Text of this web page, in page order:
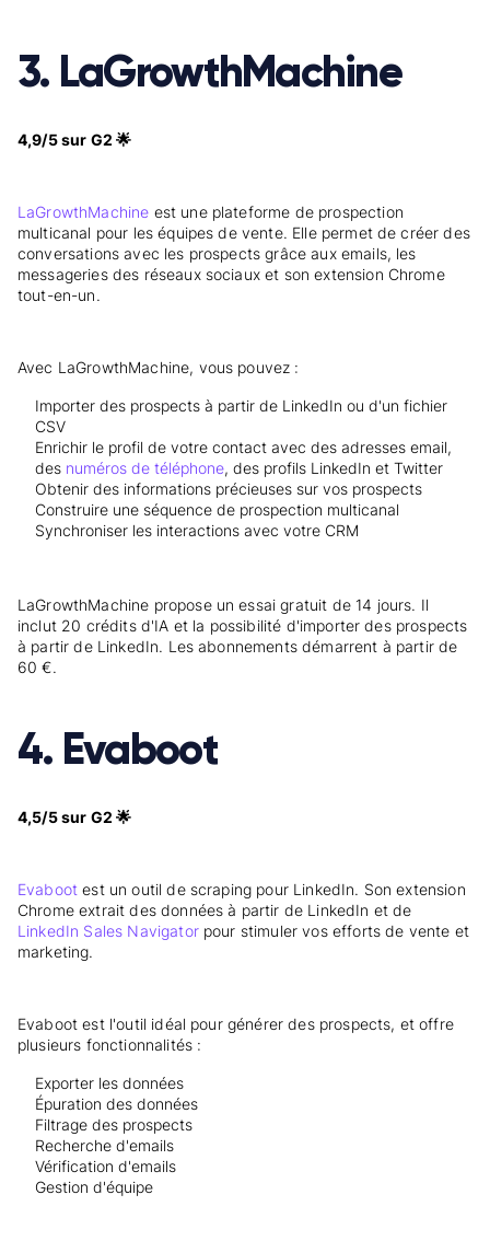
3. LaGrowthMachine
4,9/5 sur G2 🌟
LaGrowthMachine est une plateforme de prospection
multicanal pour les équipes de vente. Elle permet de créer des
conversations avec les prospects grâce aux emails, les
messageries des réseaux sociaux et son extension Chrome
tout-en-un.
Avec LaGrowthMachine, vous pouvez :
Importer des prospects à partir de LinkedIn ou d'un fichier
CSV
Enrichir le profil de votre contact avec des adresses email,
des numéros de téléphone, des profils LinkedIn et Twitter
Obtenir des informations précieuses sur vos prospects
Construire une séquence de prospection multicanal
Synchroniser les interactions avec votre CRM
LaGrowthMachine propose un essai gratuit de 14 jours. Il
inclut 20 crédits d'IA et la possibilité d'importer des prospects
à partir de LinkedIn. Les abonnements démarrent à partir de
60 €.
4. Evaboot
4,5/5 sur G2 🌟
Evaboot est un outil de scraping pour LinkedIn. Son extension
Chrome extrait des données à partir de LinkedIn et de
LinkedIn Sales Navigatorpour stimuler vos efforts de vente et
marketing.
Evaboot est l'outil idéal pour générer des prospects, et offre
plusieurs fonctionnalités :
Exporter les données
Épuration des données
Filtrage des prospects
Recherche d'emails
Vérification d'emails
Gestion d'équipe